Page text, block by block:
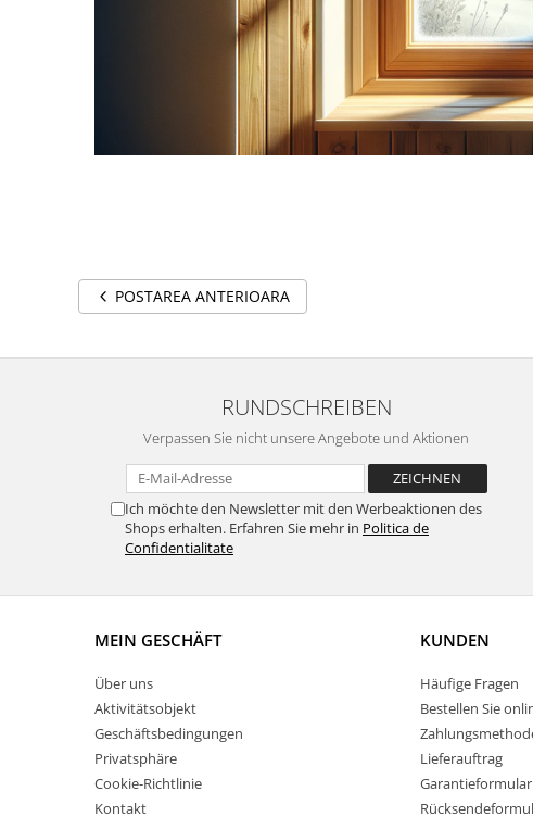
POSTAREA ANTERIOARA
RUNDSCHREIBEN
Verpassen Sie nicht unsere Angebote und Aktionen
Ich möchte den Newsletter mit den Werbeaktionen des
Shops erhalten. Erfahren Sie mehr in Politica de
Confidentialitate
MEIN GESCHÄFT
Über uns
Aktivitätsobjekt
Geschäftsbedingungen
Privatsphäre
Cookie-Richtlinie
Kontakt
KUNDEN
Häufige Fragen
Bestellen Sie
Lieferauftrag
Garantieformular